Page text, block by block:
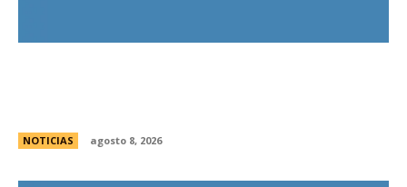
NOTICIAS agosto 8, 2026